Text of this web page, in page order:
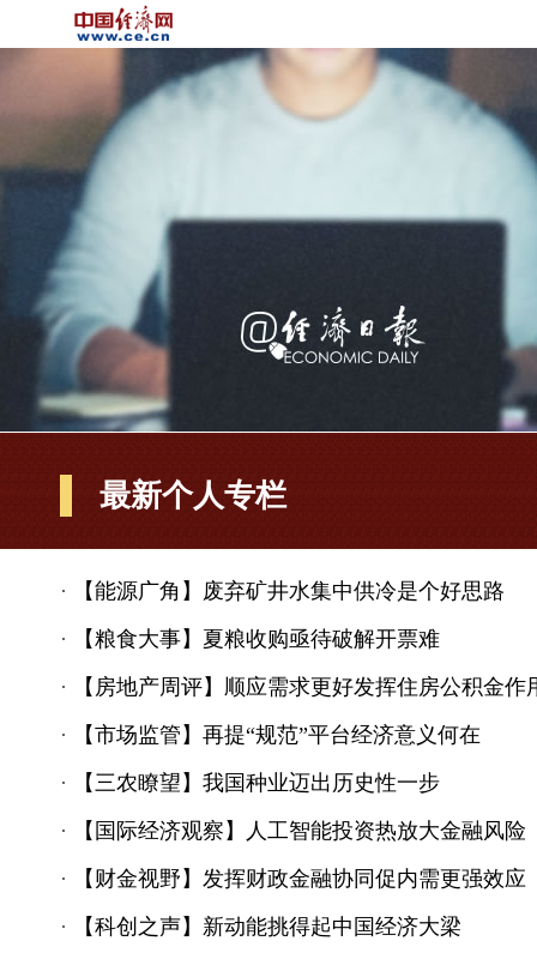
最新个人专栏
·
【能源广角】废弃矿井水集中供冷是个好思路
·
【粮食大事】夏粮收购亟待破解开票难
·
【房地产周评】顺应需求更好发挥住房公积金作
·
【市场监管】再提“规范”平台经济意义何在
·
【三农瞭望】我国种业迈出历史性一步
·
【国际经济观察】人工智能投资热放大金融风险
·
【财金视野】发挥财政金融协同促内需更强效应
·
【科创之声】新动能挑得起中国经济大梁